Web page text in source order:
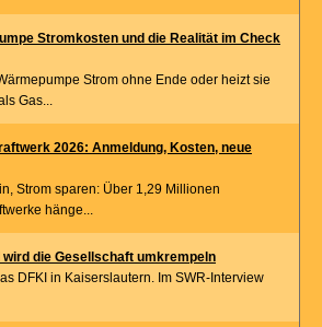
Stromkosten und die Realität im Check
Strom ohne Ende oder heizt sie
Gas...
2026: Anmeldung, Kosten, neue
Strom sparen: Über 1,29 Millionen
hänge...
wird die Gesellschaft umkrempeln
DFKI in Kaiserslautern. Im SWR-Interview